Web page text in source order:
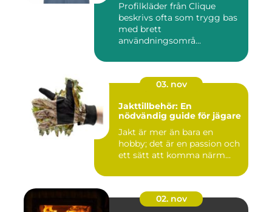
Profilkläder från Clique
beskrivs ofta som trygg bas
med brett
användningsområ...
03. nov
Jakttillbehör: En
nödvändig guide för jägare
Jakt är mer än bara en
hobby; det är en passion och
ett sätt att komma närm...
02. nov